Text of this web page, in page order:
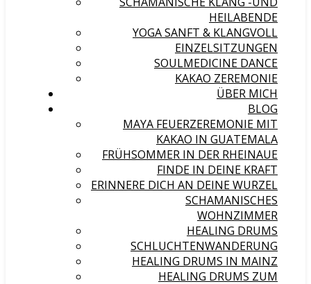
HEILABENDE
YOGA SANFT & KLANGVOLL
EINZELSITZUNGEN
SOULMEDICINE DANCE
KAKAO ZEREMONIE
ÜBER MICH
BLOG
MAYA FEUERZEREMONIE MIT
KAKAO IN GUATEMALA
FRÜHSOMMER IN DER RHEINAUE
FINDE IN DEINE KRAFT
ERINNERE DICH AN DEINE WURZEL
SCHAMANISCHES
WOHNZIMMER
HEALING DRUMS
SCHLUCHTENWANDERUNG
HEALING DRUMS IN MAINZ
HEALING DRUMS ZUM